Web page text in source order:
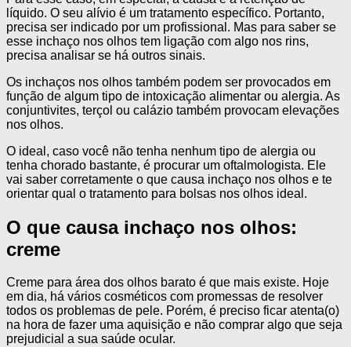
líquido. O seu alívio é um tratamento específico. Portanto,
precisa ser indicado por um profissional. Mas para saber se
esse inchaço nos olhos tem ligação com algo nos rins,
precisa analisar se há outros sinais.
Os inchaços nos olhos também podem ser provocados em
função de algum tipo de intoxicação alimentar ou alergia. As
conjuntivites, terçol ou calázio também provocam elevações
nos olhos.
O ideal, caso você não tenha nenhum tipo de alergia ou
tenha chorado bastante, é procurar um oftalmologista. Ele
vai saber corretamente o que causa inchaço nos olhos e te
orientar qual o tratamento para bolsas nos olhos ideal.
O que causa inchaço nos olhos:
creme
Creme para área dos olhos barato é que mais existe. Hoje
em dia, há vários cosméticos com promessas de resolver
todos os problemas de pele. Porém, é preciso ficar atenta(o)
na hora de fazer uma aquisição e não comprar algo que seja
prejudicial a sua saúde ocular.